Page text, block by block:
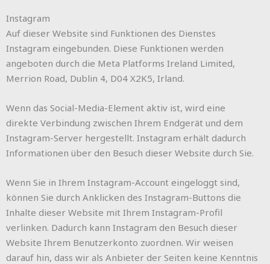
Instagram
Auf dieser Website sind Funktionen des Dienstes
Instagram eingebunden. Diese Funktionen werden
angeboten durch die Meta Platforms Ireland Limited,
Merrion Road, Dublin 4, D04 X2K5, Irland.
Wenn das Social-Media-Element aktiv ist, wird eine
direkte Verbindung zwischen Ihrem Endgerät und dem
Instagram-Server hergestellt. Instagram erhält dadurch
Informationen über den Besuch dieser Website durch Sie.
Wenn Sie in Ihrem Instagram-Account eingeloggt sind,
können Sie durch Anklicken des Instagram-Buttons die
Inhalte dieser Website mit Ihrem Instagram-Profil
verlinken. Dadurch kann Instagram den Besuch dieser
Website Ihrem Benutzerkonto zuordnen. Wir weisen
darauf hin, dass wir als Anbieter der Seiten keine Kenntnis